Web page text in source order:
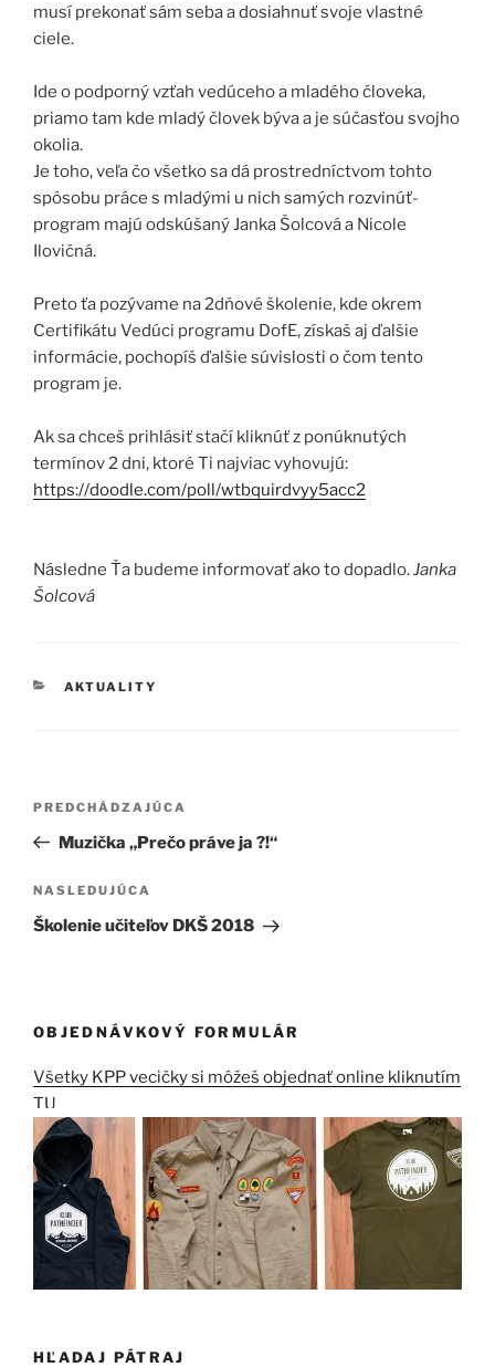
musí prekonať sám seba a dosiahnuť svoje vlastné
ciele.
Ide o podporný vzťah vedúceho a mladého človeka,
priamo tam kde mladý človek býva a je súčasťou svojho
okolia.
Je toho, veľa čo všetko sa dá prostredníctvom tohto
spôsobu práce s mladými u nich samých rozvinúť-
program majú odskúšaný Janka Šolcová a Nicole
Ilovičná.
Preto ťa pozývame na 2dňové školenie, kde okrem
Certifikátu Vedúci programu DofE, získaš aj ďalšie
informácie, pochopíš ďalšie súvislosti o čom tento
program je.
Ak sa chceš prihlásiť stačí kliknúť z ponúknutých
termínov 2 dni, ktoré Ti najviac vyhovujú:
https://doodle.com/poll/wtbquirdvyy5acc2
Následne Ťa budeme informovať ako to dopadlo.Janka
Šolcová
KATEGÓRIE
AKTUALITY
Navigácia
článku
Predchádzajúci
článok
PREDCHÁDZAJÚCA
Muzička „Prečo práve ja ?!“
Ďalší
článok
NASLEDUJÚCA
Školenie učiteľov DKŠ 2018
OBJEDNÁVKOVÝ FORMULÁR
Všetky KPP vecičky si môžeš objednať online kliknutím
TU
HĽADAJ PÁTRAJ